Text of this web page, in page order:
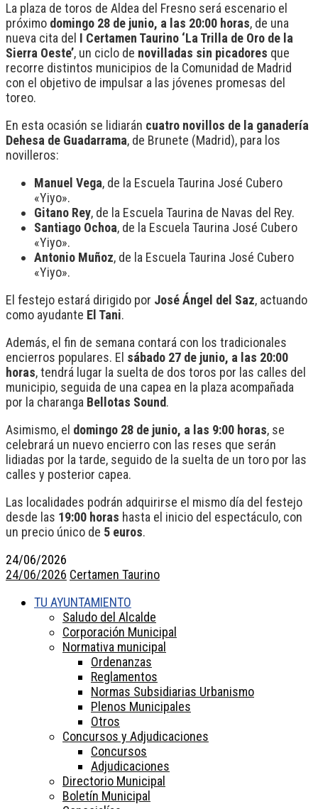
La plaza de toros de Aldea del Fresno será escenario el
próximo domingo 28 de junio, a las 20:00 horas, de una
nueva cita del I Certamen Taurino ‘La Trilla de Oro de la
Sierra Oeste’, un ciclo de novilladas sin picadores que
recorre distintos municipios de la Comunidad de Madrid
con el objetivo de impulsar a las jóvenes promesas del
toreo.
En esta ocasión se lidiarán cuatro novillos de la ganadería
Dehesa de Guadarrama, de Brunete (Madrid), para los
novilleros:
Manuel Vega, de la Escuela Taurina José Cubero
«Yiyo».
Gitano Rey, de la Escuela Taurina de Navas del Rey.
Santiago Ochoa, de la Escuela Taurina José Cubero
«Yiyo».
Antonio Muñoz, de la Escuela Taurina José Cubero
«Yiyo».
El festejo estará dirigido por José Ángel del Saz, actuando
como ayudante El Tani.
Además, el fin de semana contará con los tradicionales
encierros populares. El sábado 27 de junio, a las 20:00
horas, tendrá lugar la suelta de dos toros por las calles del
municipio, seguida de una capea en la plaza acompañada
por la charanga Bellotas Sound.
Asimismo, el domingo 28 de junio, a las 9:00 horas, se
celebrará un nuevo encierro con las reses que serán
lidiadas por la tarde, seguido de la suelta de un toro por las
calles y posterior capea.
Las localidades podrán adquirirse el mismo día del festejo
desde las 19:00 horas hasta el inicio del espectáculo, con
un precio único de 5 euros.
24/06/2026
24/06/2026 Certamen Taurino
TU AYUNTAMIENTO
Saludo del Alcalde
Corporación Municipal
Normativa municipal
Ordenanzas
Reglamentos
Normas Subsidiarias Urbanismo
Plenos Municipales
Otros
Concursos y Adjudicaciones
Concursos
Adjudicaciones
Directorio Municipal
Boletín Municipal